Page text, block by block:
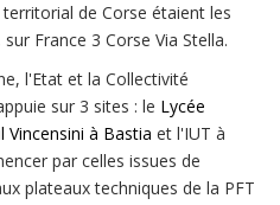
de Corse étaient les
sur France 3 Corse Via Stella.
l'Etat et la Collectivité
sur 3 sites : le Lycée
Vincensini à Bastia et l'IUT à
par celles issues de
plateaux techniques de la PFT